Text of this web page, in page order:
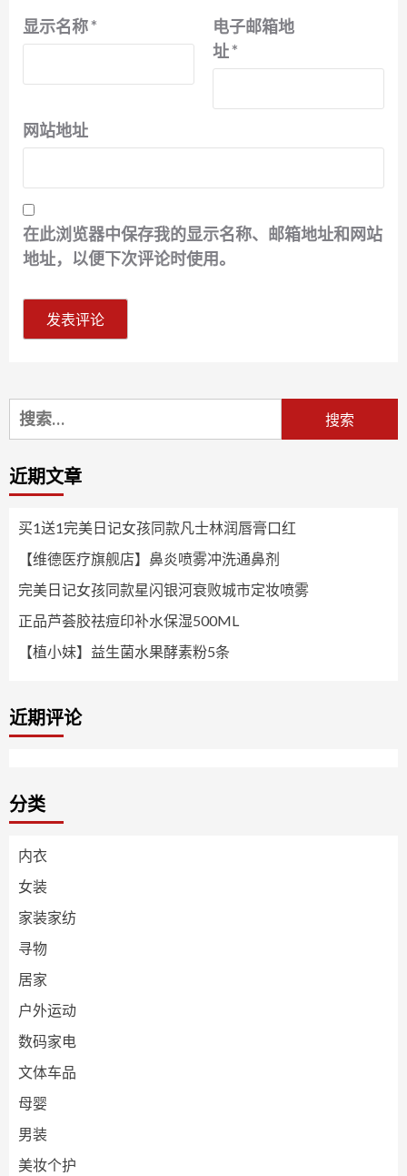
显示名称*
电子邮箱地
址*
网站地址
在此浏览器中保存我的显示名称、邮箱地址和网站
地址，以便下次评论时使用。
搜
索：
近期文章
买1送1完美日记女孩同款凡士林润唇膏口红
【维德医疗旗舰店】鼻炎喷雾冲洗通鼻剂
完美日记女孩同款星闪银河衰败城市定妆喷雾
正品芦荟胶祛痘印补水保湿500ML
【植小妹】益生菌水果酵素粉5条
近期评论
分类
内衣
女装
家装家纺
寻物
居家
户外运动
数码家电
文体车品
母婴
男装
美妆个护